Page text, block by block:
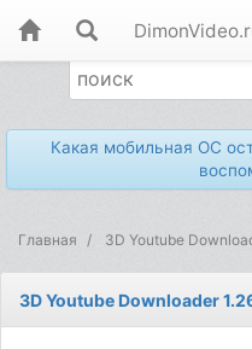
Какая мобильная ОС
Главная 3D Youtube
3D Youtube Downloader